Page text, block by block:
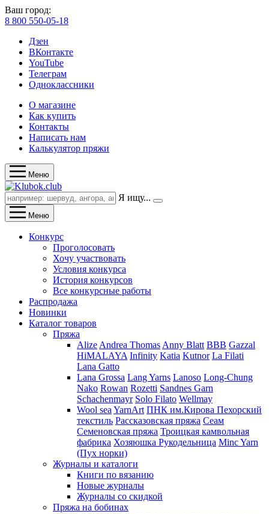
Ваш город:
8 800 550-05-18
Дзен
ВКонтакте
YouTube
Телеграм
Одноклассники
О магазине
Как купить
Контакты
Написать нам
Калькулятор пряжи
Меню
Я ищу...
Меню
Конкурс
Проголосовать
Хочу участвовать
Условия конкурса
История конкурсов
Все конкурсные работы
Распродажа
Новинки
Каталог товаров
Пряжа
Alize Andrea Thomas Anny Blatt BBB Gazzal
HiMALAYA Infinity Katia Kutnor La Filati
Lana Gatto
Lana Grossa Lang Yarns Lanoso Long-Chung
Nako Rowan Rozetti Sandnes Garn
Schachenmayr Solo Filato Wellmay
Wool sea YarnArt ПНК им.Кирова Пехорский
текстиль Рассказовская пряжа Сеам
Семеновская пряжа Троицкая камвольная
фабрика Хозяюшка Рукодельница Minc Yarn
(Пух норки)
Журналы и каталоги
Книги по вязанию
Новые журналы
Журналы со скидкой
Пряжа на бобинах